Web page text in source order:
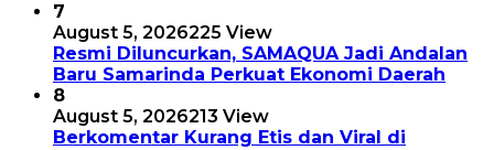
7
August 5, 2026225 View
Resmi Diluncurkan, SAMAQUA Jadi Andalan
Baru Samarinda Perkuat Ekonomi Daerah
8
August 5, 2026213 View
Berkomentar Kurang Etis dan Viral di